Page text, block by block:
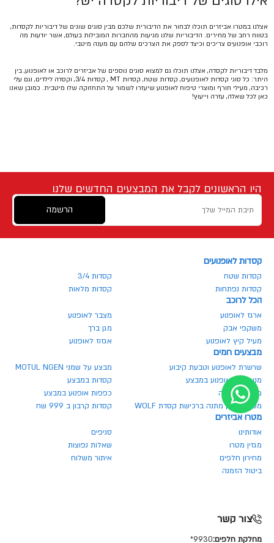
אצלנו במטרו אביזרים תוכלו לבחור את הדיבורית שלכם מבין סוגים שונים של דיבוריות לקסדות,
בטווח רחב של מחירים. הדיבוריות שלנו מגיעות מהחברות המובילות בעולם, אשר יודעות מה
רוכבי אופנועים צריכים וכיצד לספק את הצרכים שלהם עם מענה מיטבי.
מלבד דיבוריות לקסדה, אצלנו תוכלו גם למצוא סוגים נוספים של אביזרים לרוכב או לאופנוע, בין
היתר: כל סוגי קסדות לאופנועים, קסדות שטח, קסדות MT , קסדות 3/4, וקסדה לילדים, וגם עלי
רכיבה, מעילי חורף ומוצרי טיפוח לאופנוע שיעזרו לשמור על התחזוקה שלו מיטבית. כמובן שאנו
כאן לכל שאלה, עזרה וייעוץ!
היו הראשונים לקבל את המבצעים החדשים שלנו
הרשמה
קסדות לאופנועים
קסדות שטח
קסדות 3/4
קסדות נפתחות
קסדות מלאות
הכל לרוכב
ארגז לאופנוע
מצבר לאופנוע
משקפי אבק
מגן ברך
מעיל קיץ לאופנוע
אגזוז לאופנוע
מבצעים חמים
שרשרת לאופנוע וטבעת קיבוע
מבצע על שמני MOTUL NGEN
מנעולים לאופנוע במבצע
קסדות במבצע
משקף בהנחה
כפפות אופנוע במבצע
משקף אבק מתנה ברכישת קסדת WOLF
קסדות קרבון ב 999 שח
מטרו אביזרים
אודותינו
סניפים
מגזין מטרו
שאלות נפוצות
מחירון חלפים
איתור משלוח
ביטול הזמנה
צור קשר
מחלקת חלפים:9930*